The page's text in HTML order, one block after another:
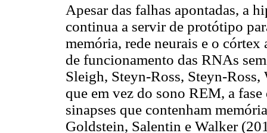
Apesar das falhas apontadas, a
continua a servir de protótipo
memória, rede neurais e o
de funcionamento das RNAs
Sleigh, Steyn-Ross, Steyn-
que em vez do sono REM, a
sinapses que contenham
Goldstein, Salentin e Walker